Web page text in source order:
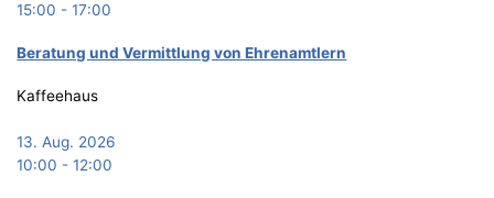
15:00 -17:00
Bera­tung und Ver­mitt­lung von Ehrenamtlern
Kaffeehaus
13. Aug. 2026
10:00 -12:00